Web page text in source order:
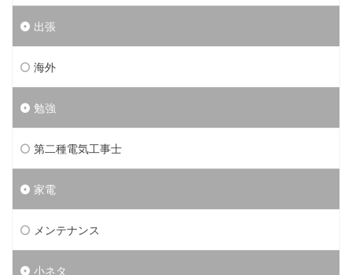
出張
海外
勉強
第二種電気工事士
家電
メンテナンス
小ネタ